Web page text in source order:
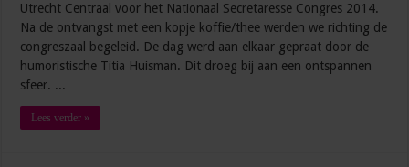
Utrecht Centraal voor het Nationaal Secretaresse Congres 2014.
Na de ontvangst met een kopje koffie/thee werden we richting de
congreszaal begeleid. De dag werd aan elkaar gepraat door de
humoristische Titia Huisman. Dit droeg bij aan een ontspannen
sfeer. ...
Lees verder »